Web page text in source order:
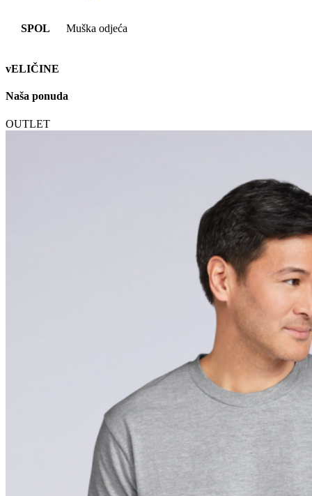
SPOL Muška odjeća
vELIČINE
Naša ponuda
OUTLET